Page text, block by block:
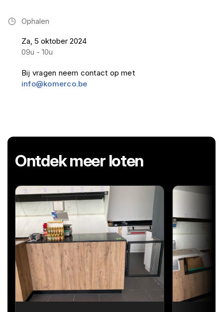
Ophalen
Za, 5 oktober 2024
09u - 10u
Bij vragen neem contact op met
info@komerco.be
Ontdek meer loten